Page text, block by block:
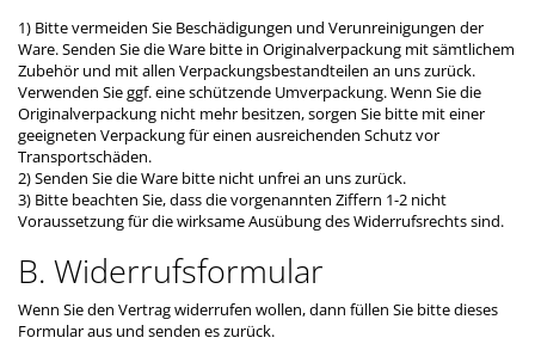
1) Bitte vermeiden Sie Beschädigungen und Verunreinigungen der
Ware. Senden Sie die Ware bitte in Originalverpackung mit sämtlichem
Zubehör und mit allen Verpackungsbestandteilen an uns zurück.
Verwenden Sie ggf. eine schützende Umverpackung. Wenn Sie die
Originalverpackung nicht mehr besitzen, sorgen Sie bitte mit einer
geeigneten Verpackung für einen ausreichenden Schutz vor
Transportschäden.
2) Senden Sie die Ware bitte nicht unfrei an uns zurück.
3) Bitte beachten Sie, dass die vorgenannten Ziffern 1-2 nicht
Voraussetzung für die wirksame Ausübung des Widerrufsrechts sind.
B. Widerrufsformular
Wenn Sie den Vertrag widerrufen wollen, dann füllen Sie bitte dieses
Formular aus und senden es zurück.